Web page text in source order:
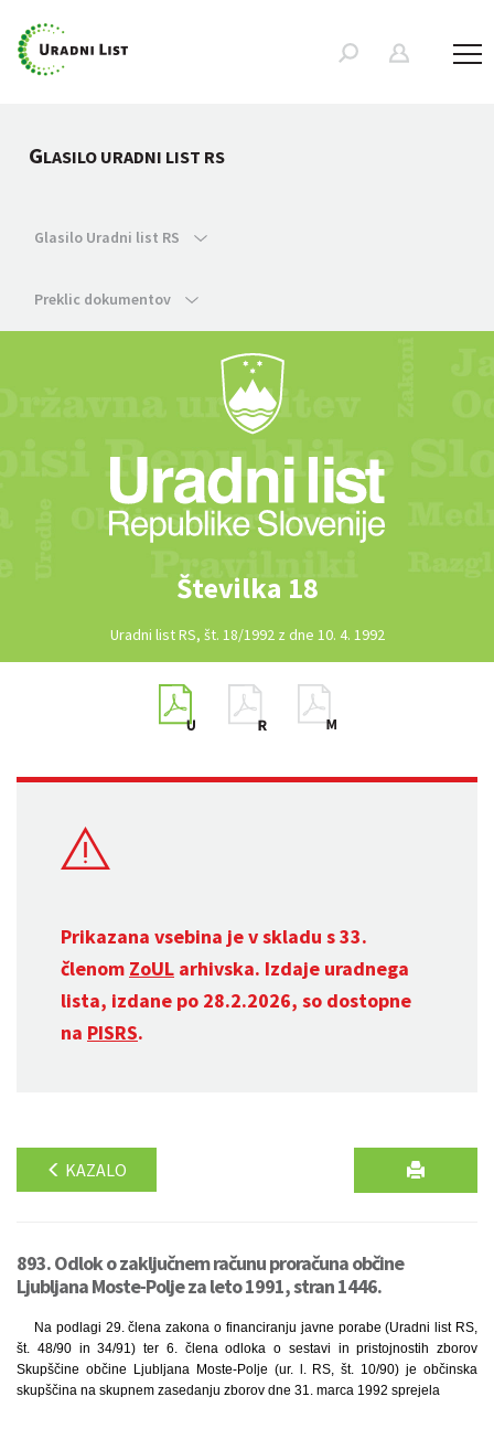
GLASILO URADNI LIST RS
Glasilo Uradni list RS
Preklic dokumentov
Številka 18
Uradni list RS, št. 18/1992 z dne 10. 4. 1992
Prikazana vsebina je v skladu s 33.
členom ZoUL arhivska. Izdaje uradnega
lista, izdane po 28.2.2026, so dostopne
na PISRS.
KAZALO
893. Odlok o zaključnem računu proračuna občine
Ljubljana Moste-Polje za leto 1991, stran 1446.
Na podlagi 29. člena zakona o financiranju javne porabe (Uradni list RS,
št. 48/90 in 34/91) ter 6. člena odloka o sestavi in pristojnostih zborov
Skupščine občine Ljubljana Moste-Polje (ur. l. RS, št. 10/90) je občinska
skupščina na skupnem zasedanju zborov dne 31. marca 1992 sprejela